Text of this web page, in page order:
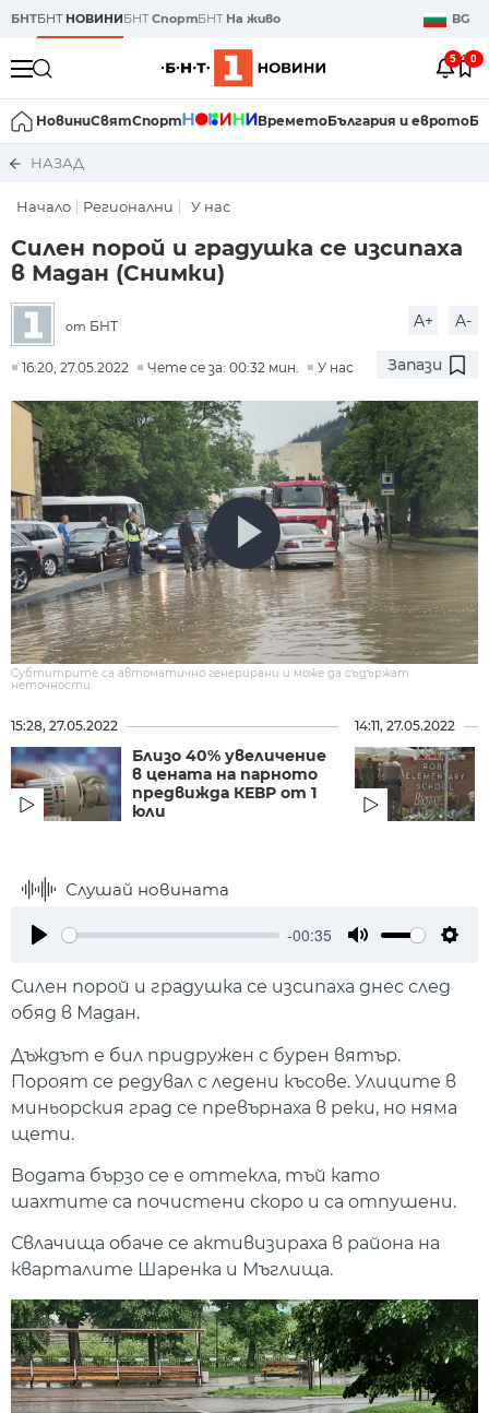
БНТБНТ НОВИНИБНТСпортБНТ На живо BG
5 0
НовиниСвятСпорт ВреметоБългария и еврото
НАЗАД
Начало Регионални У нас
Силен порой и градушка се изсипаха
в Мадан (Снимки)
от БНТ A+ A-
16:20, 27.05.2022 Чете се за: 00:32 мин. У нас Запази
Субтитрите са автоматично генерирани и може да съдържат
неточности.
15:28, 27.05.2022
Близо 40% увеличение
в цената на парното
предвижда КЕВР от 1
юли
14:11, 27.05.2022
Слушай новината
-00:35
Силен порой и градушка се изсипаха днес след
обяд в Мадан.
Дъждът е бил придружен с бурен вятър.
Пороят се редувал с ледени късове. Улиците в
миньорския град се превърнаха в реки, но няма
щети.
Водата бързо се е оттекла, тъй като
шахтите са почистени скоро и са отпушени.
Свлачища обаче се активизираха в района на
кварталите Шаренка и Мъглища.